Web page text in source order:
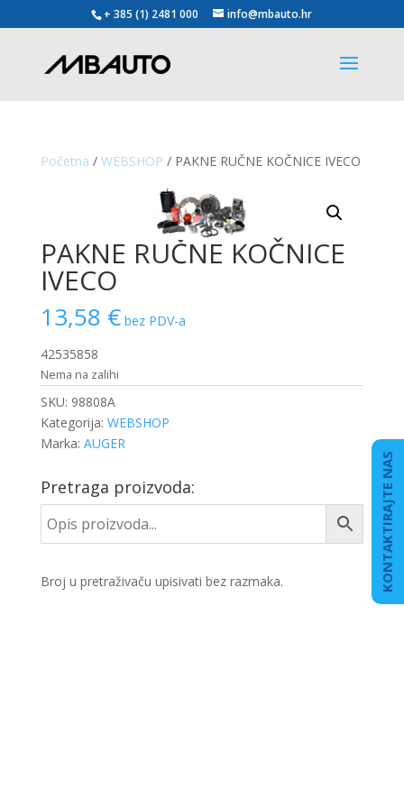
+ 385 (1) 2481 000 info@mbauto.hr
Početna / WEBSHOP / PAKNE RUČNE KOČNICE IVECO
PAKNE RUČNE KOČNICE
IVECO
13,58 € bez PDV-a
42535858
Nema na zalihi
SKU: 98808A
Kategorija: WEBSHOP
Marka: AUGER
Pretraga proizvoda:
Broj u pretraživaču upisivati bez razmaka. KONTAKTIRAJTE NAS